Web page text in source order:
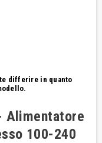
differire in quanto
Alimentatore
100-240